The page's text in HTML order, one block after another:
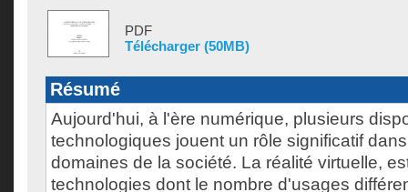
PDF
Télécharger (50MB)
Résumé
Aujourd'hui, à l'ère numérique, plusieurs
technologiques jouent un rôle significatif
domaines de la société. La réalité virtuelle,
technologies dont le nombre d'usages